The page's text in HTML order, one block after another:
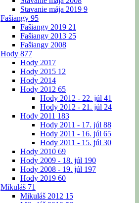
Stavanie mája 2019 9
Fašiangy 95
Fašiangy 2019 21
Fašiangy 2013 25
Fašiangy 2008
Hody 877
Hody 2017
Hody 2015 12
Hody 2014
Hody 2012 65
Hody 2012 - 22. júl 41
Hody 2012 - 21. júl 24
Hody 2011 183
Hody 2011 - 17. júl 88
Hody 2011 - 16. júl 65
Hody 2011 - 15. júl 30
Hody 2010 69
Hody 2009 - 18. júl 190
Hody 2008 - 19. júl 197
Hody 2019 60
Mikuláš 71
Mikuláš 2012 15